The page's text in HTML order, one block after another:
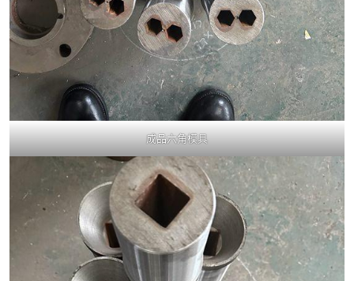
成品六角模具